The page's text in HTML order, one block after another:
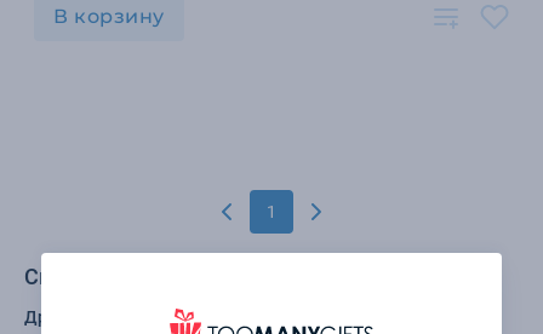
В корзину
1
Смотрите также в категории Одежда:
Другие бренды